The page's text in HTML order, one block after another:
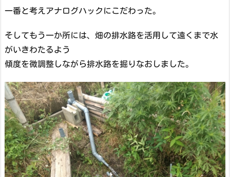
一番と考えアナログハックにこだわった。
そしてもう一か所には、畑の排水路を活用して遠くまで水
がいきわたるよう
傾度を微調整しながら排水路を掘りなおしました。